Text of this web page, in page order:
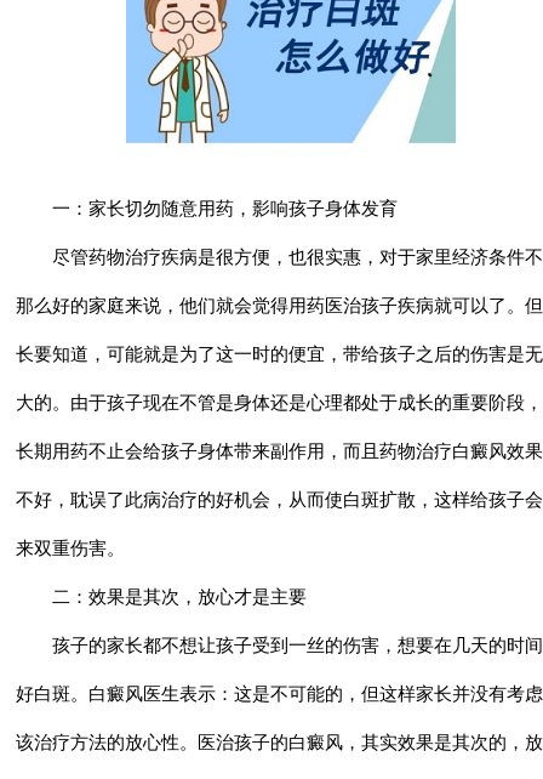
一：家长切勿随意用药，影响孩子身体发育
尽管药物治疗疾病是很方便，也很实惠，对于家里经济条件
那么好的家庭来说，他们就会觉得用药医治孩子疾病就可以了。
长要知道，可能就是为了这一时的便宜，带给孩子之后的伤害是
大的。由于孩子现在不管是身体还是心理都处于成长的重要阶段
长期用药不止会给孩子身体带来副作用，而且药物治疗白癜风效
不好，耽误了此病治疗的好机会，从而使白斑扩散，这样给孩子
来双重伤害。
二：效果是其次，放心才是主要
孩子的家长都不想让孩子受到一丝的伤害，想要在几天的时
好白斑。白癜风医生表示：这是不可能的，但这样家长并没有考
该治疗方法的放心性。医治孩子的白癜风，其实效果是其次的，